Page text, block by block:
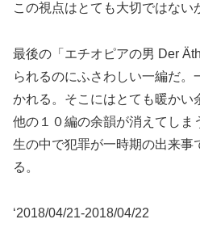
この視点はとても大切ではない
最後の「エチオピアの男 Der
られるのにふさわしい一編だ。
かれる。そこにはとても暖かい
他の１０編の余韻が消えてしま
生の中で犯罪が一時期の出来事
る。
‘2018/04/21-2018/04/22